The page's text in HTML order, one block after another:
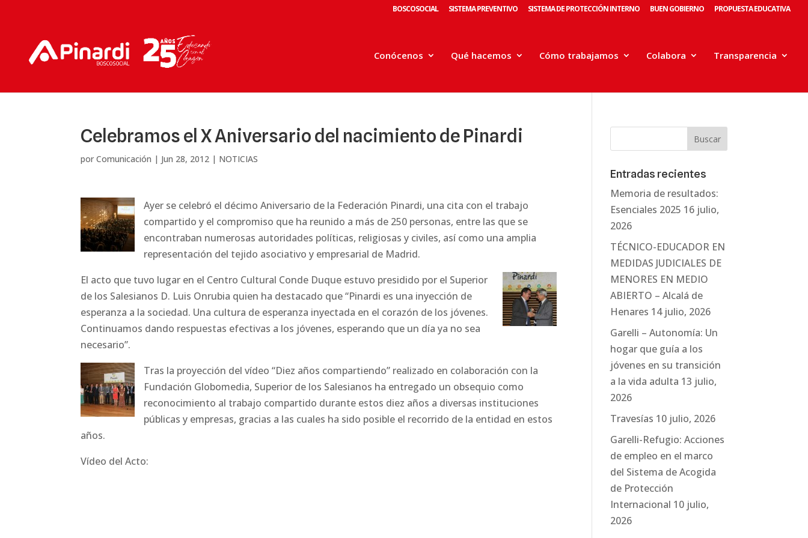
BOSCOSOCIAL SISTEMA PREVENTIVO SISTEMA DE PROTECCIÓN INTERNO BUEN GOBIERNO PROPUESTA EDUCATIVA
Conócenos Qué hacemos Cómo trabajamos Colabora Transparencia
Celebramos el X Aniversario del nacimiento de Pinardi
porComunicación | Jun 28, 2012 | NOTICIAS
Ayer se celebró el décimo Aniversario de la Federación Pinardi, una cita con el trabajo
compartido y el compromiso que ha reunido a más de 250 personas, entre las que se
encontraban numerosas autoridades políticas, religiosas y civiles, así como una amplia
representación del tejido asociativo y empresarial de Madrid.
El acto que tuvo lugar en el Centro Cultural Conde Duque estuvo presidido por el Superior
de los Salesianos D. Luis Onrubia quien ha destacado que “Pinardi es una inyección de
esperanza a la sociedad. Una cultura de esperanza inyectada en el corazón de los jóvenes.
Continuamos dando respuestas efectivas a los jóvenes, esperando que un día ya no sea
necesario”.
Tras la proyección del vídeo “Diez años compartiendo” realizado en colaboración con la
Fundación Globomedia, Superior de los Salesianos ha entregado un obsequio como
reconocimiento al trabajo compartido durante estos diez años a diversas instituciones
públicas y empresas, gracias a las cuales ha sido posible el recorrido de la entidad en estos
años.
Vídeo del Acto:
Entradas recientes
Memoria de resultados:
Esenciales 2025 16 julio,
2026
TÉCNICO-EDUCADOR EN
MEDIDAS JUDICIALES DE
MENORES EN MEDIO
ABIERTO – Alcalá de
Henares 14 julio, 2026
Garelli – Autonomía: Un
hogar que guía a los
jóvenes en su transición
a la vida adulta 13 julio,
2026
Travesías 10 julio, 2026
Garelli-Refugio: Acciones
de empleo en el marco
del Sistema de Acogida
de Protección
Internacional 10 julio,
2026